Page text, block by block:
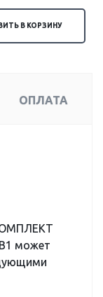
В КОРЗИНУ
ОПЛАТА
может